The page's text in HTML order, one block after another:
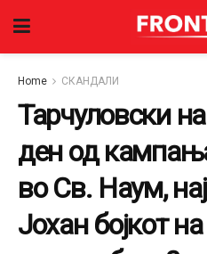
Home СКАНДАЛИ
Тарчуловски
ден од
во Св. Наум,
Јохан бојкот